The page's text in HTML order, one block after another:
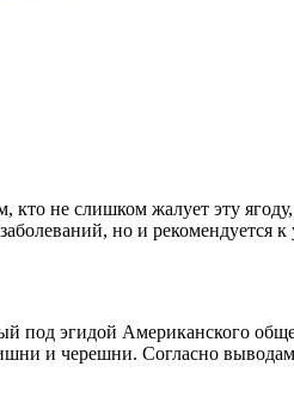
не слишком жалует эту
но и рекомендуется
эгидой Американского
и черешни. Согласно